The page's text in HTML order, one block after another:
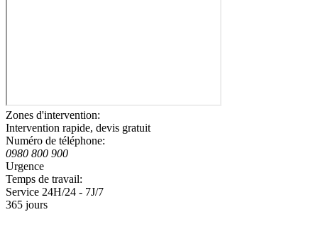
Zones d'intervention:
Intervention rapide, devis gratuit
Numéro de téléphone:
0980 800 900
Urgence
Temps de travail:
Service 24H/24 - 7J/7
365 jours